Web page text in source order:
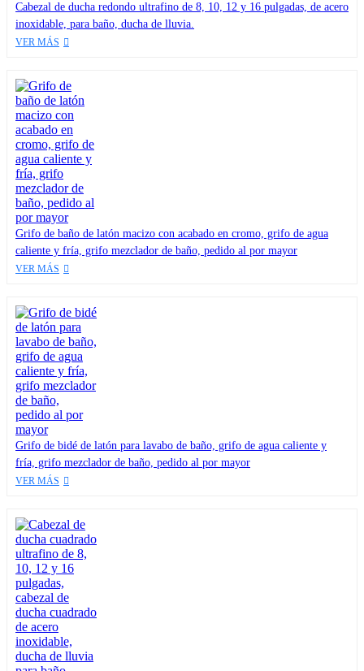
Cabezal de ducha redondo ultrafino de 8, 10, 12 y 16 pulgadas, de acero
inoxidable, para baño, ducha de lluvia.
VER MÁS
Grifo de baño de latón macizo con acabado en cromo, grifo de agua
caliente y fría, grifo mezclador de baño, pedido al por mayor
VER MÁS
Grifo de bidé de latón para lavabo de baño, grifo de agua caliente y
fría, grifo mezclador de baño, pedido al por mayor
VER MÁS